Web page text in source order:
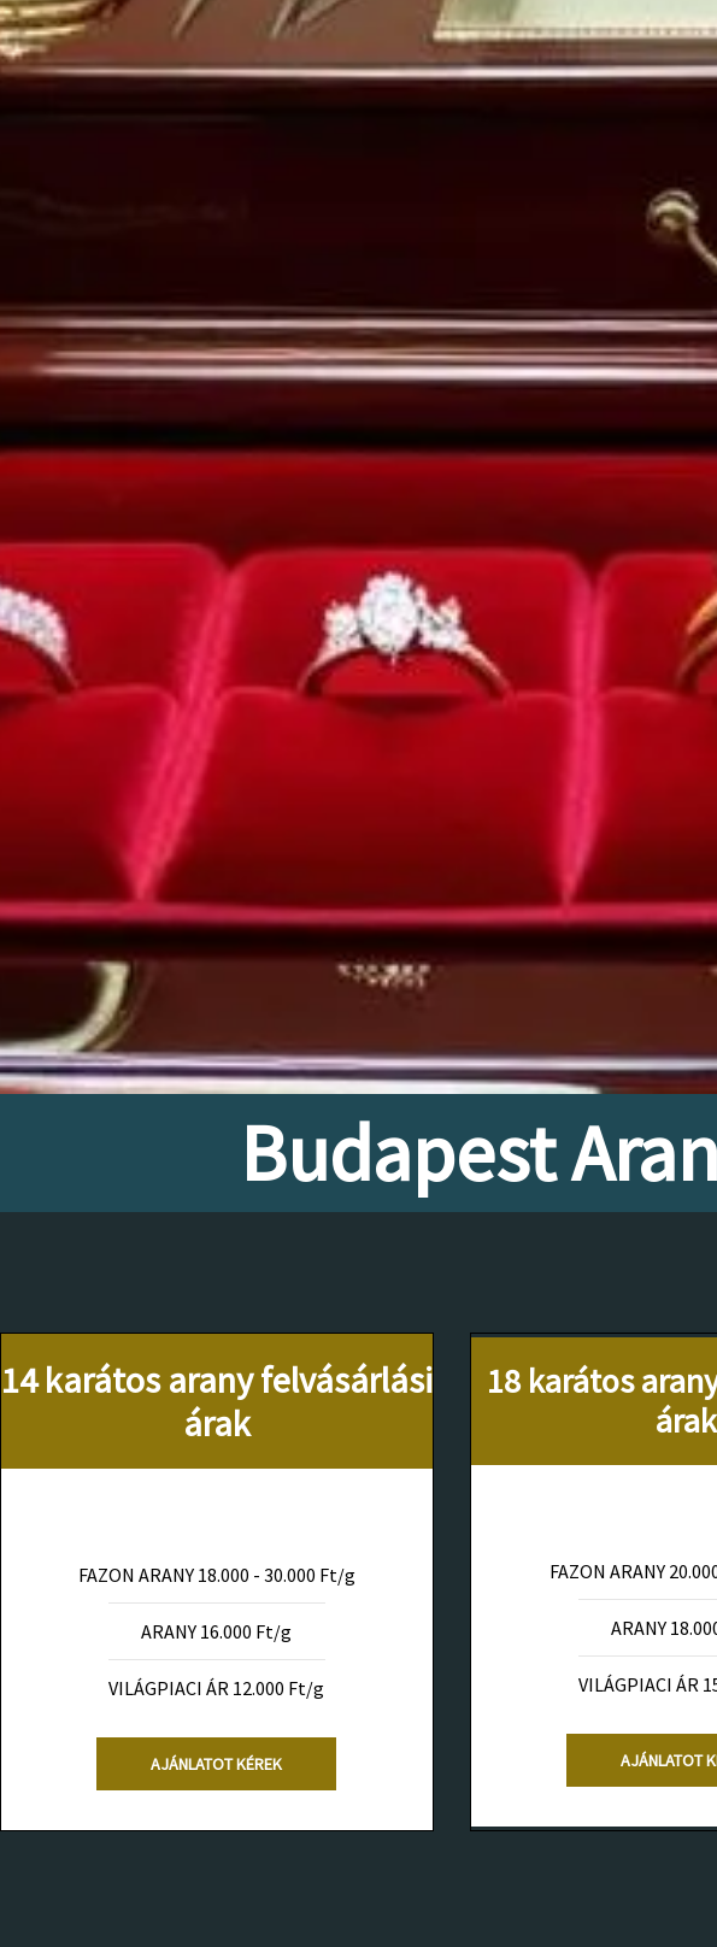
Budapest
14 karátos arany felvásárlási
árak
FAZON ARANY 18.000 - 30.000 Ft/g
ARANY 16.000 Ft/g
VILÁGPIACI ÁR 12.000 Ft/g
AJÁNLATOT KÉREK
18 karátos
árak
FAZON ARANY
ARANY
VILÁGPIACI ÁR
AJÁNLATOT